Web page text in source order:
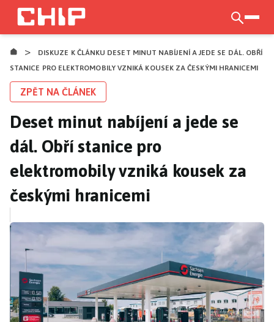
Přejít
hlavnímu
obsahu
>
DISKUZE K ČLÁNKU DESET MINUT NABÍJENÍ A JEDE SE DÁL. OBŘÍ
STANICE PRO ELEKTROMOBILY VZNIKÁ KOUSEK ZA ČESKÝMI HRANICEMI
ZPĚT NA ČLÁNEK
Deset minut nabíjení a jede se
dál. Obří stanice pro
elektromobily vzniká kousek za
českými hranicemi